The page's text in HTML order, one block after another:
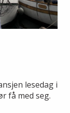
lesedag i
få med seg.